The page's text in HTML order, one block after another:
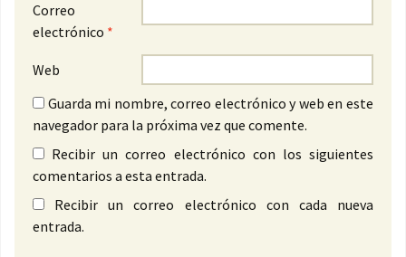
Correo
electrónico *
Web
Guarda mi nombre, correo electrónico y web en este
navegador para la próxima vez que comente.
Recibir un correo electrónico con los siguientes
comentarios a esta entrada.
Recibir un correo electrónico con cada nueva
entrada.